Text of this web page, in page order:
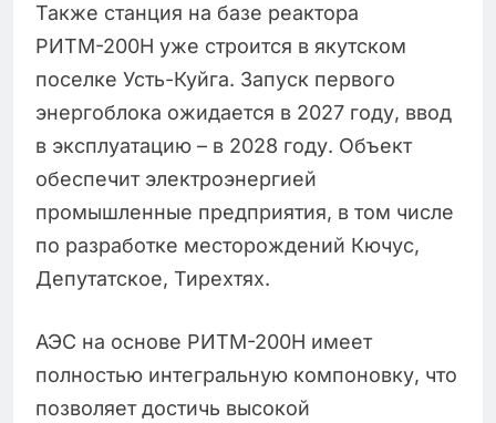
Также станция на базе реактора
РИТМ-200Н уже строится в якутском
поселке Усть-Куйга. Запуск первого
энергоблока ожидается в 2027 году, ввод
в эксплуатацию – в 2028 году. Объект
обеспечит электроэнергией
промышленные предприятия, в том числе
по разработке месторождений Кючус,
Депутатское, Тирехтях.
АЭС на основе РИТМ-200Н имеет
полностью интегральную компоновку, что
позволяет достичь высокой